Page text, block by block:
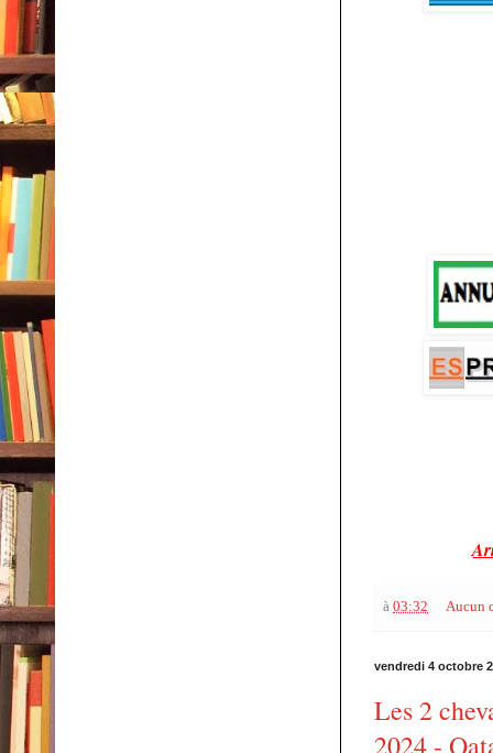
à 03:32 Aucun
vendredi 4 octobre
Les 2
2024 -